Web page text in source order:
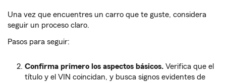
Una vez que encuentres un carro que te guste, considera
seguir un proceso claro.
Pasos para seguir:
Confirma primero los aspectos básicos. Verifica que el
título y el VIN coincidan, y busca signos evidentes de